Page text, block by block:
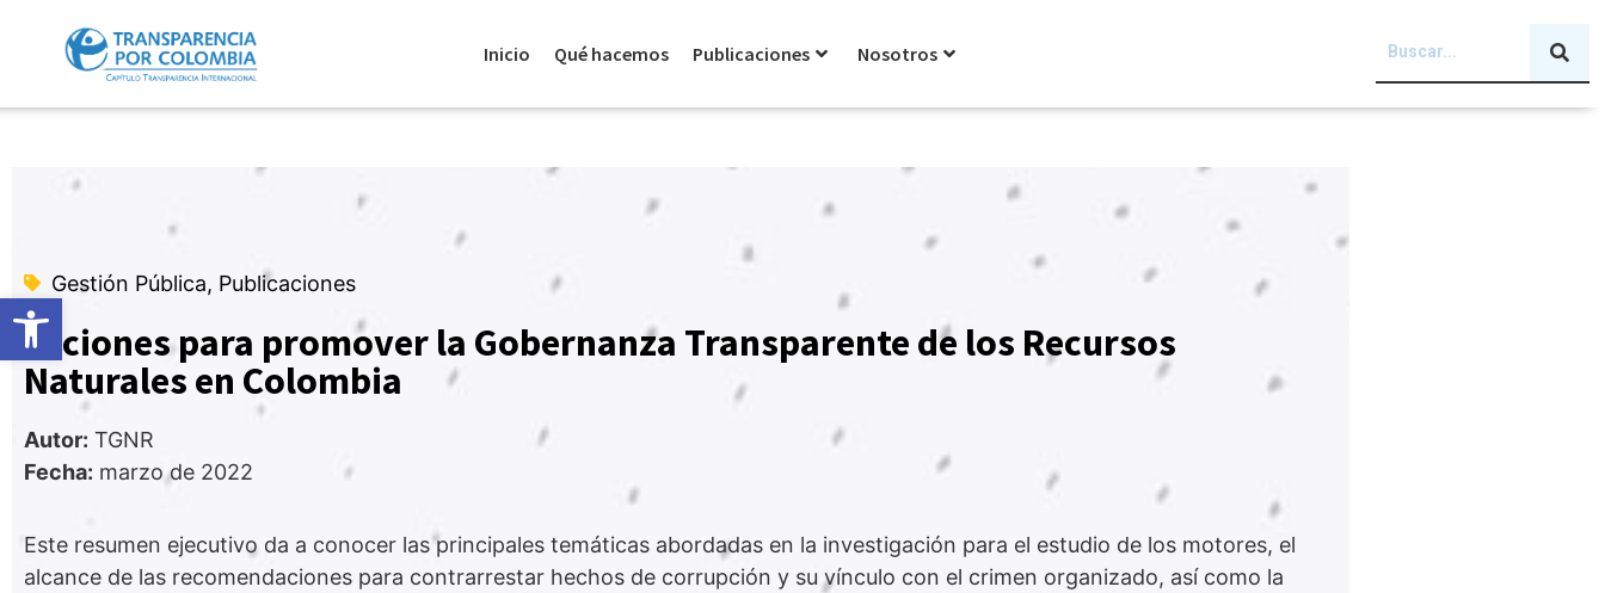
Abrir barra de herramientas
Inicio Qué hacemos Publicaciones Nosotros
Gestión Pública, Publicaciones
Acciones para promover la Gobernanza Transparente de los Recursos
Naturales en Colombia
Autor: TGNR
Fecha: marzo de 2022
Este resumen ejecutivo da a conocer las principales temáticas abordadas en la investigación para el estudio de los motores, el
alcance de las recomendaciones para contrarrestar hechos de corrupción y su vínculo con el crimen organizado, así como la